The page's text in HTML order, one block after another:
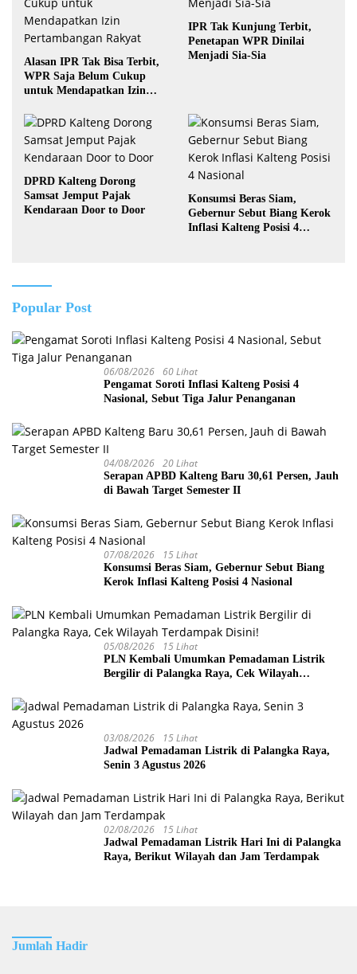
Alasan IPR Tak Bisa Terbit,
WPR Saja Belum Cukup
untuk Mendapatkan Izin
IPR Tak Kunjung Terbit,
Penetapan WPR Dinilai
Menjadi Sia-Sia
DPRD Kalteng Dorong
Samsat Jemput Pajak
Kendaraan Door to Door
Konsumsi Beras Siam,
Gebernur Sebut Biang Kerok
Inflasi Kalteng Posisi 4
Popular Post
06/08/2026 60 Lihat
Pengamat Soroti Inflasi Kalteng Posisi 4
Nasional, Sebut Tiga Jalur Penanganan
04/08/2026 20 Lihat
Serapan APBD Kalteng Baru 30,61 Persen, Jauh
di Bawah Target Semester II
07/08/2026 15 Lihat
Konsumsi Beras Siam, Gebernur Sebut Biang
Kerok Inflasi Kalteng Posisi 4 Nasional
05/08/2026 15 Lihat
PLN Kembali Umumkan Pemadaman Listrik
Bergilir di Palangka Raya, Cek Wilayah
03/08/2026 15 Lihat
Jadwal Pemadaman Listrik di Palangka Raya,
Senin 3 Agustus 2026
02/08/2026 15 Lihat
Jadwal Pemadaman Listrik Hari Ini di Palangka
Raya, Berikut Wilayah dan Jam Terdampak
Jumlah Hadir